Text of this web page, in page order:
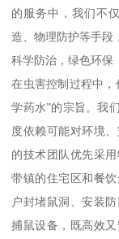
的服务中，我们不
造、物理防护等手段
科学防治，绿色环保
在虫害控制过程中
学药水”的宗旨。我
度依赖可能对环境
的技术团队优先采
带镇的住宅区和餐
户封堵鼠洞、安装
捕鼠设备，既高效